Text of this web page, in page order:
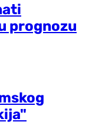
prognozu